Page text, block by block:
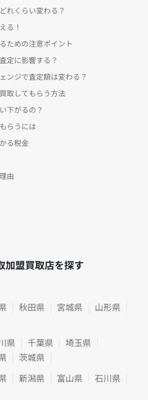
れくらい変わる？
る！
ための注意ポイント
定に影響する？
ンジで査定額は変わる？
取してもらう方法
下がるの？
らうには
る税金
由
加盟買取店を探す
秋田県 宮城県
山形県
県 千葉県
埼玉県
茨城県
新潟県 富山県
石川県